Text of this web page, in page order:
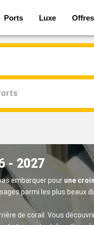
Ports Luxe Offres
- 2027
embarquer pour une
parmi les plus beaux
de corail. Vous